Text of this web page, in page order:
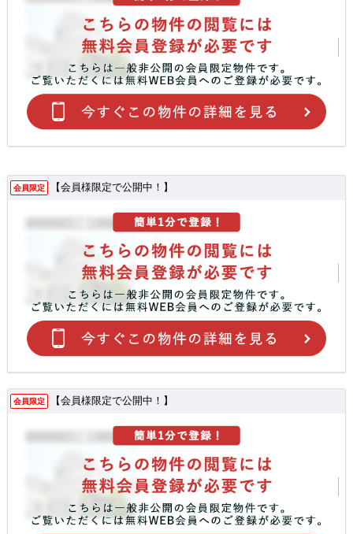
会員限定 【会員様限定で公開中！】
会員限定 【会員様限定で公開中！】